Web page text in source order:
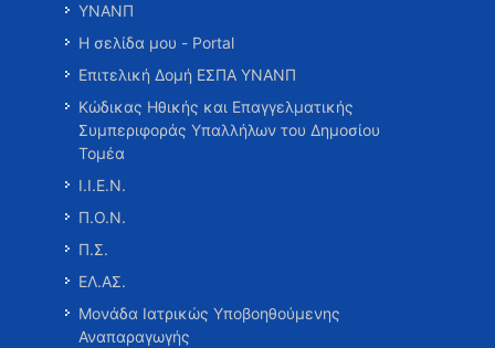
ΥΝΑΝΠ
Η σελίδα μου - Portal
Επιτελική Δομή ΕΣΠΑ ΥΝΑΝΠ
Κώδικας Ηθικής και Επαγγελματικής
Συμπεριφοράς Υπαλλήλων του Δημοσίου
Τομέα
Ι.Ι.Ε.Ν.
Π.Ο.Ν.
Π.Σ.
ΕΛ.ΑΣ.
Μονάδα Ιατρικώς Υποβοηθούμενης
Αναπαραγωγής